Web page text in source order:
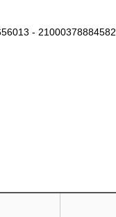
- 21000378884582